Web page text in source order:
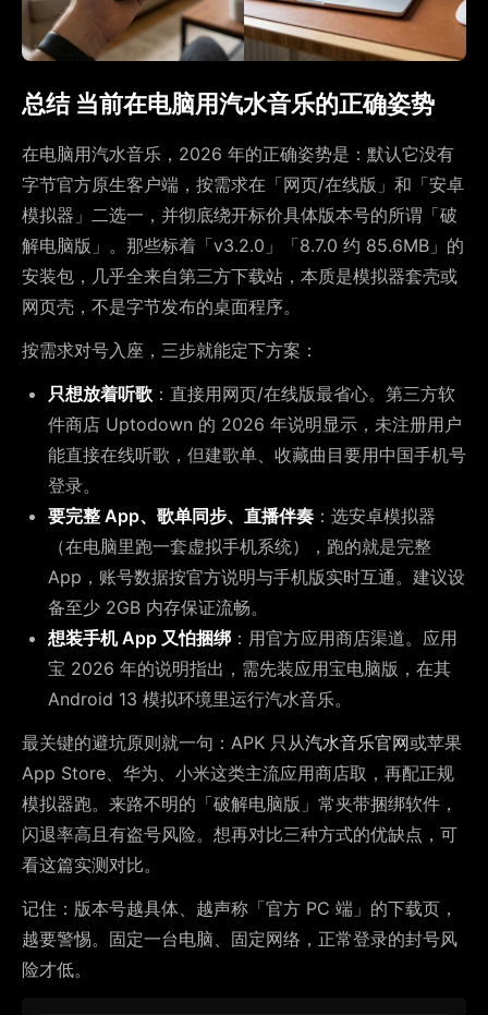
总结 当前在电脑用汽水音乐的正确姿势
在电脑用汽水音乐，2026 年的正确姿势是：默认它没有
字节官方原生客户端，按需求在「网页/在线版」和「安卓
模拟器」二选一，并彻底绕开标价具体版本号的所谓「破
解电脑版」。那些标着「v3.2.0」「8.7.0 约 85.6MB」的
安装包，几乎全来自第三方下载站，本质是模拟器套壳或
网页壳，不是字节发布的桌面程序。
按需求对号入座，三步就能定下方案：
只想放着听歌 ：直接用网页/在线版最省心。第三方软
件商店 Uptodown 的 2026 年说明显示，未注册用户
能直接在线听歌，但建歌单、收藏曲目要用中国手机号
登录。
要完整 App、歌单同步、直播伴奏 ：选安卓模拟器
（在电脑里跑一套虚拟手机系统），跑的就是完整
App，账号数据按官方说明与手机版实时互通。建议设
备至少 2GB 内存保证流畅。
想装手机 App 又怕捆绑 ：用官方应用商店渠道。应用
宝 2026 年的说明指出，需先装应用宝电脑版，在其
Android 13 模拟环境里运行汽水音乐。
最关键的避坑原则就一句：APK 只从汽水音乐官网或苹果
App Store、华为、小米这类主流应用商店取，再配正规
模拟器跑。来路不明的「破解电脑版」常夹带捆绑软件，
闪退率高且有盗号风险。想再对比三种方式的优缺点，可
看这篇实测对比。
记住：版本号越具体、越声称「官方 PC 端」的下载页，
越要警惕。固定一台电脑、固定网络，正常登录的封号风
险才低。